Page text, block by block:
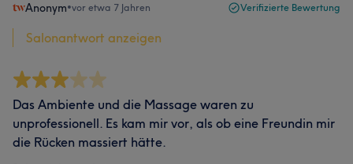
Anonym•vor etwa 7 Jahren Verifizierte Bewertung
Salonantwort anzeigen
Das Ambiente und die Massage waren zu
unprofessionell. Es kam mir vor, als ob eine Freundin mir
die Rücken massiert hätte.